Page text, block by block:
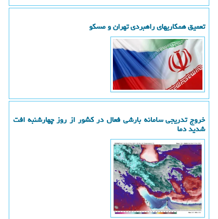
تعمیق همکاریهای راهبردی تهران و مسکو
خروج تدریجی سامانه بارشی فعال در کشور از روز چهارشنبه افت
شدید دما